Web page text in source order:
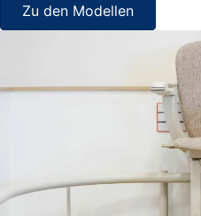
Zu den Modellen